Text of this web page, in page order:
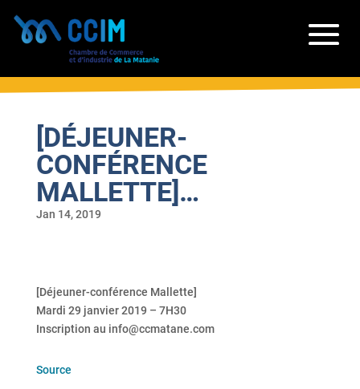
[DÉJEUNER-
CONFÉRENCE
MALLETTE]…
Jan 14, 2019
[Déjeuner-conférence Mallette]
Mardi 29 janvier 2019 – 7H30
Inscription au info@ccmatane.com
Source